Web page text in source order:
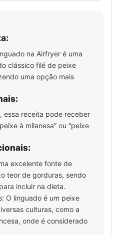
na Airfryer é uma
clássico filé de peixe
uma opção mais
essa receita pode receber
à milanesa” ou “peixe
excelente fonte de
teor de gorduras, sendo
incluir na dieta.
O linguado é um peixe
culturas, como a
onde é considerado